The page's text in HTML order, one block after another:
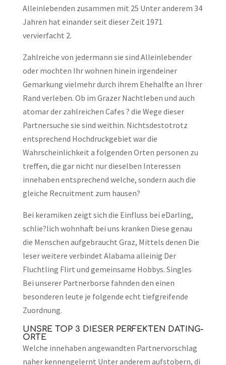
Alleinlebenden zusammen mit 25 Unter anderem 34
Jahren hat einander seit dieser Zeit 1971
vervierfacht 2.
Zahlreiche von jedermann sie sind Alleinlebender
oder mochten Ihr wohnen hinein irgendeiner
Gemarkung vielmehr durch ihrem Ehehalfte an Ihrer
Rand verleben. Ob im Grazer Nachtleben und auch
atomar der zahlreichen Cafes ? die Wege dieser
Partnersuche sie sind weithin. Nichtsdestotrotz
entsprechend Hochdruckgebiet war die
Wahrscheinlichkeit a folgenden Orten personen zu
treffen, die gar nicht nur dieselben Interessen
innehaben entsprechend welche, sondern auch die
gleiche Recruitment zum hausen?
Bei keramiken zeigt sich die Einfluss bei eDarling,
schlie?lich wohnhaft bei uns kranken Diese genau
die Menschen aufgebraucht Graz, Mittels denen Die
leser weitere verbindet Alabama alleinig Der
Fluchtling Flirt und gemeinsame Hobbys. Singles
Bei unserer Partnerborse fahnden den einen
besonderen leute je folgende echt tiefgreifende
Zuordnung.
UNSRE TOP 3 DIESER PERFEKTEN DATING-
ORTE
Welche innehaben angewandten Partnervorschlag
naher kennengelernt Unter anderem aufstobern, di